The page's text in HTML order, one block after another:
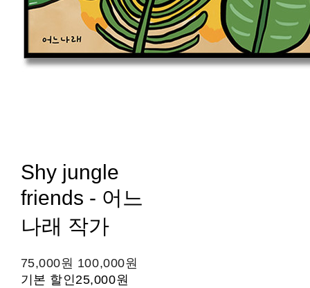
Shy jungle
friends - 어느
나래 작가
75,000원 100,000원
기본 할인25,000원